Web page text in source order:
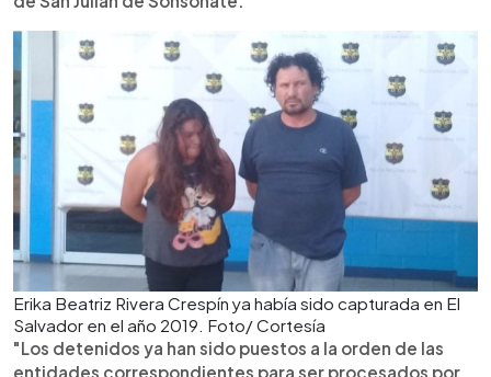
Erika Beatriz Rivera Crespín ya había sido capturada en El
Salvador en el año 2019. Foto/ Cortesía
"Los detenidos ya han sido puestos a la orden de las
entidades correspondientes para ser procesados por